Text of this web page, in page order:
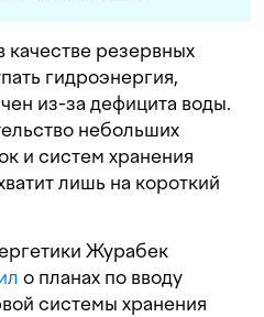
качестве резервных
гидроэнергия,
из-за дефицита воды.
небольших
и систем хранения
лишь на короткий
Журабек
о планах по вводу
системы хранения